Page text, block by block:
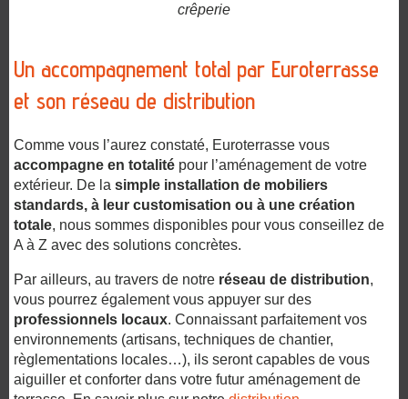
crêperie
Un accompagnement total par Euroterrasse
et son réseau de distribution
Comme vous l’aurez constaté, Euroterrasse vous
accompagne en totalité pour l’aménagement de votre
extérieur. De la simple installation de mobiliers
standards, à leur customisation ou à une création
totale, nous sommes disponibles pour vous conseillez de
A à Z avec des solutions concrètes.
Par ailleurs, au travers de notre réseau de distribution,
vous pourrez également vous appuyer sur des
professionnels locaux. Connaissant parfaitement vos
environnements (artisans, techniques de chantier,
règlementations locales…), ils seront capables de vous
aiguiller et conforter dans votre futur aménagement de